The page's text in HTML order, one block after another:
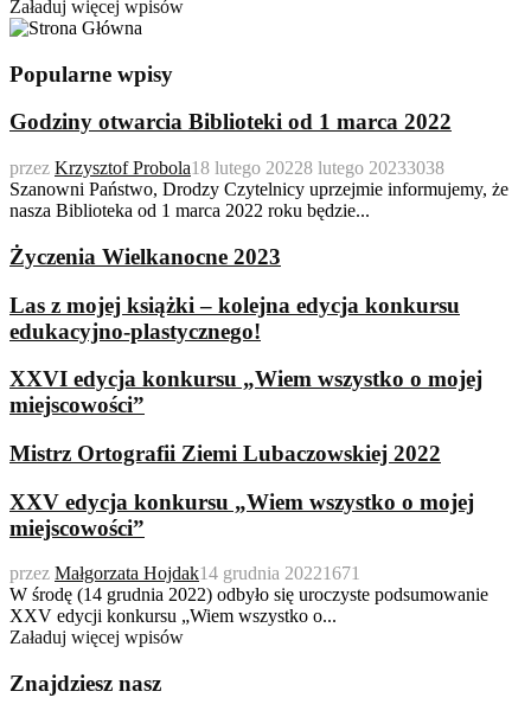
Znajdziesz nasz
Załaduj więcej wpisów
Popularne wpisy
Godziny otwarcia Biblioteki od 1 marca 2022
przez Krzysztof Probola18 lutego 20228 lutego 20233038
Szanowni Państwo, Drodzy Czytelnicy uprzejmie informujemy, że
nasza Biblioteka od 1 marca 2022 roku będzie...
Życzenia Wielkanocne 2023
Las z mojej książki – kolejna edycja konkursu
edukacyjno-plastycznego!
XXVI edycja konkursu „Wiem wszystko o mojej
miejscowości”
Mistrz Ortografii Ziemi Lubaczowskiej 2022
XXV edycja konkursu „Wiem wszystko o mojej
miejscowości”
przez Małgorzata Hojdak14 grudnia 20221671
W środę (14 grudnia 2022) odbyło się uroczyste podsumowanie
XXV edycji konkursu „Wiem wszystko o...
Załaduj więcej wpisów